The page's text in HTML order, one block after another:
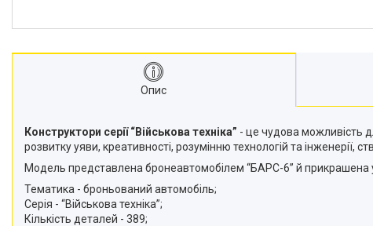
Опис
Конструктори серії “Військова техніка” - це чудова можливість
розвитку уяви, креативності, розумінню технологій та
Модель представлена бронеавтомобілем “БАРС-6” й прикрашена
Тематика - броньований автомобіль;
Серія - “Військова техніка”;
Кількість деталей - 389;